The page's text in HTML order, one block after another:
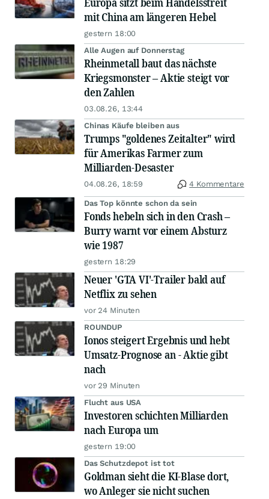
mit China am längeren Hebel
gestern 18:00
Alle Augen auf Donnerstag
Rheinmetall baut das nächste
Kriegsmonster – Aktie steigt vor
den Zahlen
03.08.26, 13:44
Chinas Käufe bleiben aus
Trumps "goldenes Zeitalter" wird
für Amerikas Farmer zum
Milliarden-Desaster
04.08.26, 18:59 4 Kommentare
Das Top könnte schon da sein
Fonds hebeln sich in den Crash –
Burry warnt vor einem Absturz
wie 1987
gestern 18:29
Neuer 'GTA VI'-Trailer bald auf
Netflix zu sehen
vor 24 Minuten
ROUNDUP
Ionos steigert Ergebnis und hebt
Umsatz-Prognose an - Aktie gibt
nach
vor 29 Minuten
Flucht aus USA
Investoren schichten Milliarden
nach Europa um
gestern 19:00
Das Schutzdepot ist tot
Goldman sieht die KI-Blase dort,
wo Anleger sie nicht suchen